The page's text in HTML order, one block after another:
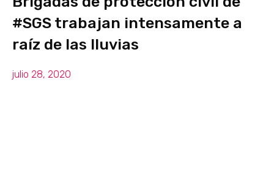
#SGS trabajan intensamente a
raíz de las lluvias
julio 28, 2020